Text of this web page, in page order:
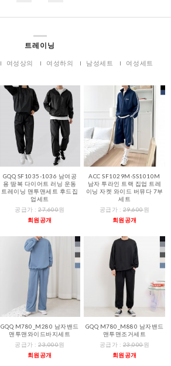
트레이닝
여성상의 여성하의 남성세트 여성세트
GQQ SF1035-1036 남여공
용 땀복 다이어트 러닝 운동
트레이닝 맨투맨세트 후드집
업세트
공급가 :27,600원
회원공개
ACC SF1029M-SS1010M
남자 투라인 트랙 집업 트레
이닝 자켓 와이드 버뮤다 7부
세트
공급가 : 29,600원
회원공개
GQQ M780_M280 남자밴드
맨투맨와이드바지세트
공급가 :23,000원
회원공개
GQQ M780_M880 남자밴드
맨투맨조거세트
공급가 : 23,000원
회원공개